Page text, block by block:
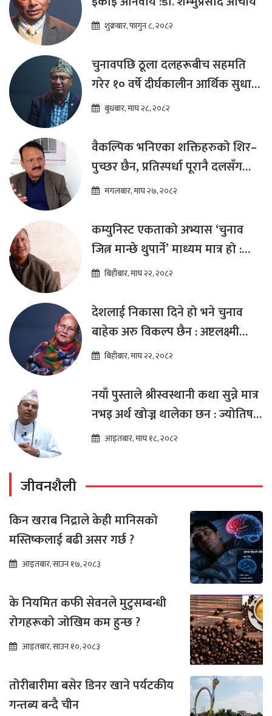
शुक्रबार, फागुन ८, २०८२
चुनावपछि ठूला दलहरूबीच सहमति
गरेर १० वर्षे दीर्घकालीन आर्थिक सुधार
कार्यक्रम ल्याउनुपर्छ : हेमराज ढकाल
बुधबार, माघ २८, २०८२
वैकल्पिक भनिएका शक्तिहरुको शिर–
पुच्छर छैन, प्रतिस्पर्धा पूरानै दलसँग
हुन्छ : डा.प्रकाश शरण महत
मंगलबार, माघ २७, २०८२
कम्युनिस्ट एकताको अभ्यास ‘चुनाव
जित्न मान्छे थुपार्ने’ माध्यम मात्र हो :
विप्लव
बिहीबार, माघ २२, २०८२
देशलाई निकासा दिने हो भने चुनाव
बाहेक अरु विकल्प छैन : अष्टलक्ष्मी
शाक्यबिहीबार, माघ २२, २०८२
नयाँ पुस्ताले श्रीस्वस्थानी कथा सुन्ने मात्र
नभइ अर्थ खोज्न थालेका छन : ज्योतिष
तारा लोचन न्यौपाने
आइतबार, माघ १८, २०८२
जीवनशैली
किन खराब निद्राले केही मानिसको
मस्तिष्कलाई बढी असर गर्छ ?
आइतबार, साउन १७, २०८३
के नियमित कफी सेवनले मुटुसम्बन्धी
रोगहरूको जोखिम कम हुन्छ ?
आइतबार, साउन १०, २०८३
तोरीबारीमा बसेर डिनर खाने पर्यटकीय
गन्तब्य बन्दै चीन